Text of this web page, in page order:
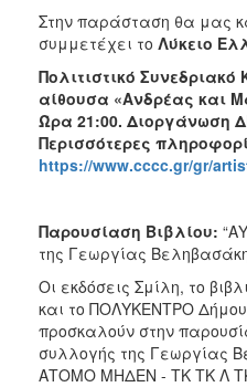
Στην παράσταση θα μας
συμμετέχει το Λύκειο
Πολιτιστικό
αίθουσα «Ανδρέας και
Ώρα 21:00. Διοργάνωση
Περισσότερες
https://www.cccc.gr/gr/
Παρουσίαση Βιβλίου:
της Γεωργίας
Οι εκδόσεις Σμίλη, το
και το ΠΟΛΥΚΕΝΤΡΟ
προσκαλούν στην
συλλογής της Γεωργίας
ΑΤΟΜΟ ΜΗΔΕΝ - ΤΚ ΤΚ Λ ΤΚ